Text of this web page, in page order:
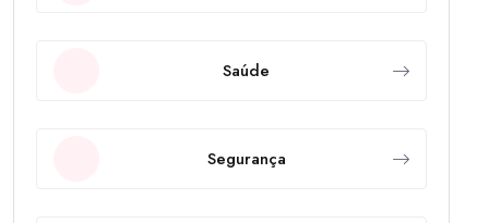
Saúde
Segurança